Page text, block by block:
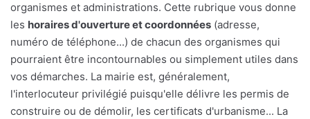
organismes et administrations. Cette rubrique vous donne
les horaires d'ouverture et coordonnées (adresse,
numéro de téléphone...) de chacun des organismes qui
pourraient être incontournables ou simplement utiles dans
vos démarches. La mairie est, généralement,
l'interlocuteur privilégié puisqu'elle délivre les permis de
construire ou de démolir, les certificats d'urbanisme... La